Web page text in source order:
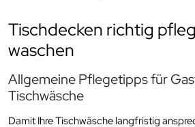
Tischdecken richtig
waschen
Allgemeine Pflegetipps für
Tischwäsche
Damit Ihre Tischwäsche langfristig